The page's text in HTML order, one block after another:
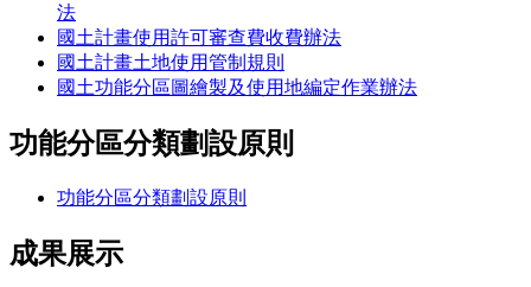
法
國土計畫使用許可審查費收費辦法
國土計畫土地使用管制規則
國土功能分區圖繪製及使用地編定作業辦法
功能分區分類劃設原則
功能分區分類劃設原則
成果展示